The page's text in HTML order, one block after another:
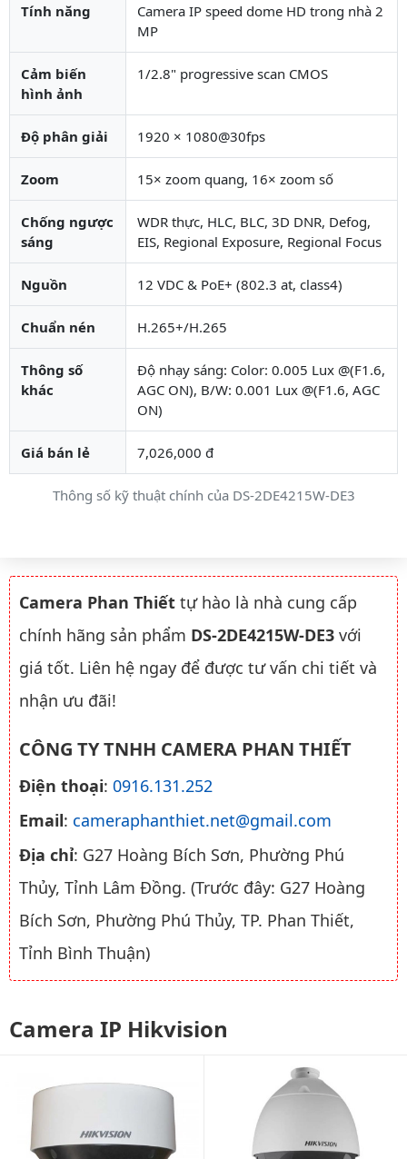
Thông số kỹ thuật chính của DS-2DE4215W-DE3
Tính năng
Camera IP speed dome HD trong nhà 2
MP
Cảm biến
hình ảnh
1/2.8" progressive scan CMOS
Độ phân giải 1920 × 1080@30fps
Zoom 15× zoom quang, 16× zoom số
Chống ngược
sáng
WDR thực, HLC, BLC, 3D DNR, Defog,
EIS, Regional Exposure, Regional Focus
Nguồn 12 VDC & PoE+ (802.3 at, class4)
Chuẩn nén H.265+/H.265
Thông số
khác
Độ nhạy sáng: Color: 0.005 Lux @(F1.6,
AGC ON), B/W: 0.001 Lux @(F1.6, AGC
ON)
Giá bán lẻ 7,026,000 đ
Camera Phan Thiết tự hào là nhà cung cấp
chính hãng sản phẩm DS-2DE4215W-DE3 với
giá tốt. Liên hệ ngay để được tư vấn chi tiết và
nhận ưu đãi!
CÔNG TY TNHH CAMERA PHAN THIẾT
Điện thoại: 0916.131.252
Email: cameraphanthiet.net@gmail.com
Địa chỉ: G27 Hoàng Bích Sơn, Phường Phú
Thủy, Tỉnh Lâm Đồng. (Trước đây: G27 Hoàng
Bích Sơn, Phường Phú Thủy, TP. Phan Thiết,
Tỉnh Bình Thuận)
Camera IP Hikvision